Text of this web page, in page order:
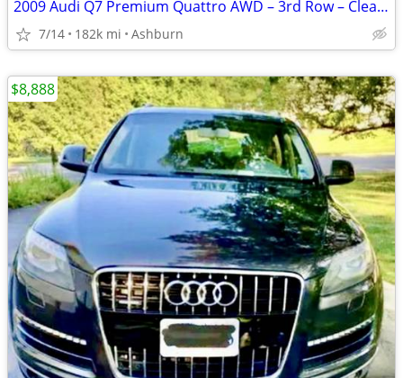
2009 Audi Q7 Premium Quattro AWD – 3rd Row – Clean Title – Runs Good
7/14 182k mi Ashburn
$8,888